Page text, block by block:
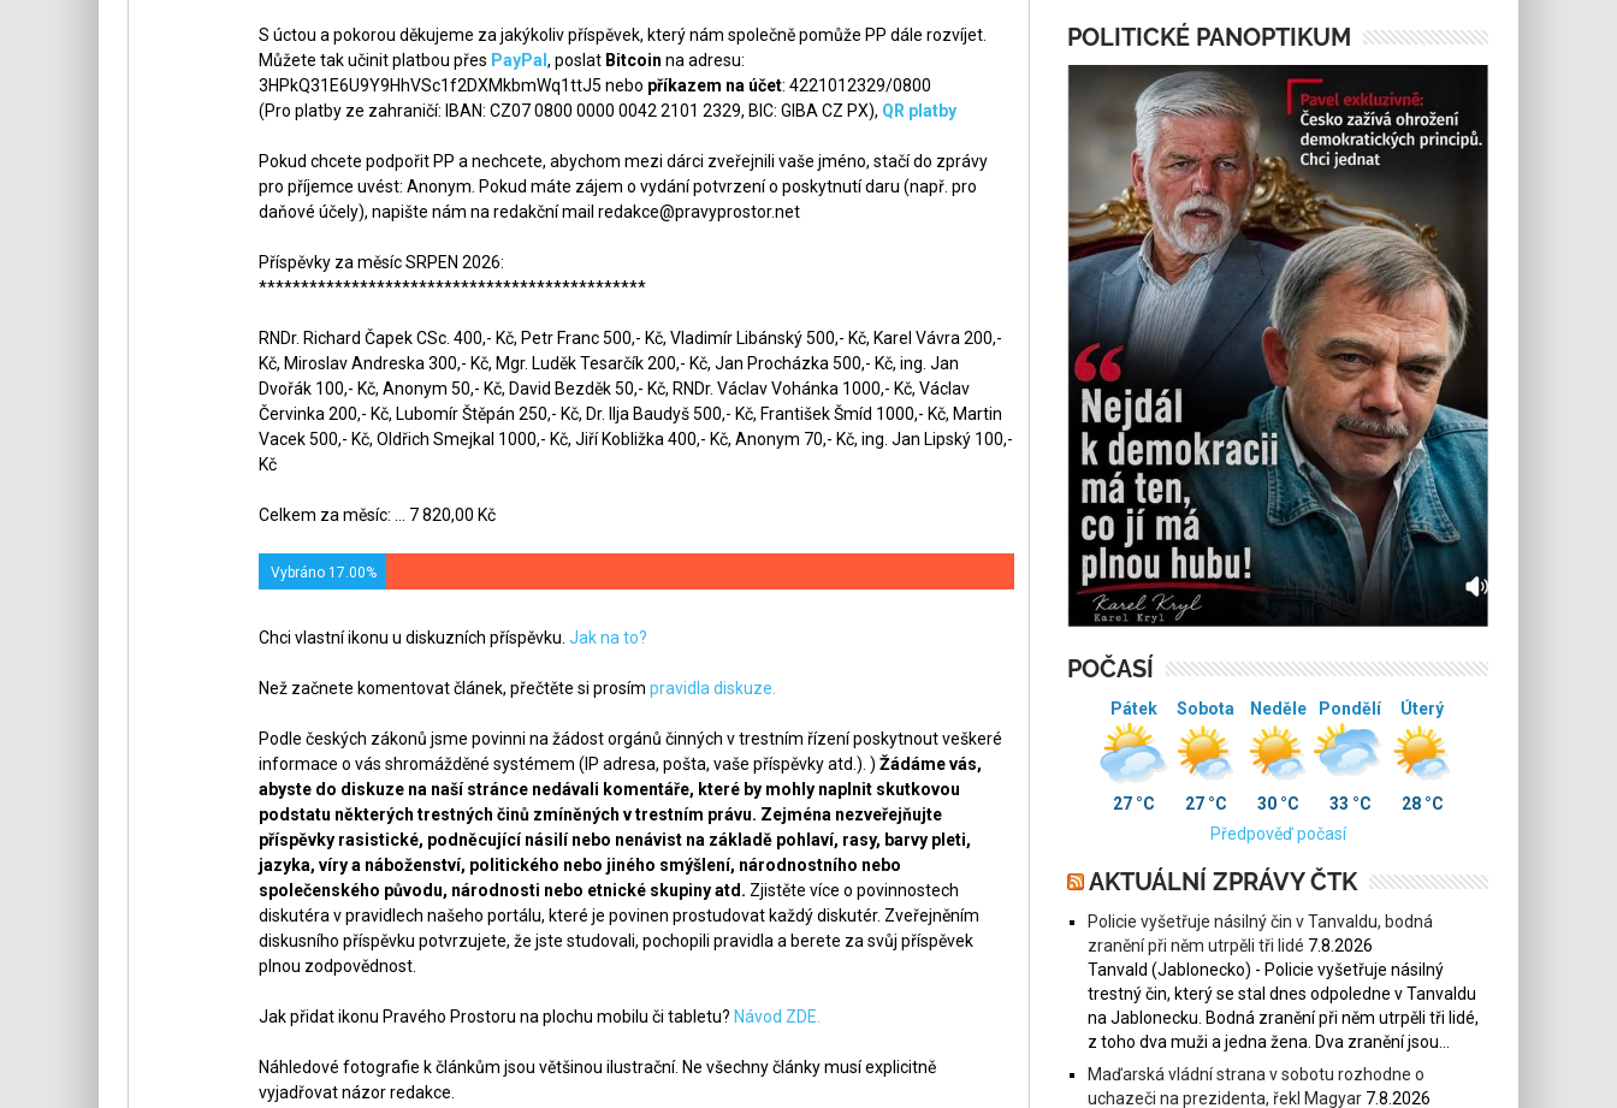
S úctou a pokorou děkujeme za jakýkoliv příspěvek, který nám společně pomůže PP dále rozvíjet.
Můžete tak učinit platbou přes PayPal , poslat Bitcoin na adresu:
3HPkQ31E6U9Y9HhVSc1f2DXMkbmWq1ttJ5 nebo příkazem na účet: 4221012329/0800
(Pro platby ze zahraničí: IBAN: CZ07 0800 0000 0042 2101 2329, BIC: GIBA CZ PX), QR platby
Pokud chcete podpořit PP a nechcete, abychom mezi dárci zveřejnili vaše jméno, stačí do zprávy
pro příjemce uvést: Anonym. Pokud máte zájem o vydání potvrzení o poskytnutí daru (např. pro
daňové účely), napište nám na redakční mail redakce@pravyprostor.net
Příspěvky za měsíc SRPEN 2026:
**********************************************
RNDr. Richard Čapek CSc. 400,- Kč, Petr Franc 500,- Kč, Vladimír Libánský 500,- Kč, Karel Vávra 200,-
Kč, Miroslav Andreska 300,- Kč, Mgr. Luděk Tesarčík 200,- Kč, Jan Procházka 500,- Kč, ing. Jan
Dvořák 100,- Kč, Anonym 50,- Kč, David Bezděk 50,- Kč, RNDr. Václav Vohánka 1000,- Kč, Václav
Červinka 200,- Kč, Lubomír Štěpán 250,- Kč, Dr. Ilja Baudyš 500,- Kč, František Šmíd 1000,- Kč, Martin
Vacek 500,- Kč, Oldřich Smejkal 1000,- Kč, Jiří Kobližka 400,- Kč, Anonym 70,- Kč, ing. Jan Lipský 100,-
Kč
Celkem za měsíc: ... 7 820,00 Kč
Vybráno 17.00%
Chci vlastní ikonu u diskuzních příspěvku. Jak na to?
Než začnete komentovat článek, přečtěte si prosím pravidla diskuze.
Podle českých zákonů jsme povinni na žádost orgánů činných v trestním řízení poskytnout veškeré
informace o vás shromážděné systémem (IP adresa, pošta, vaše příspěvky atd.). ) Žádáme vás,
abyste do diskuze na naší stránce nedávali komentáře, které by mohly naplnit skutkovou
podstatu některých trestných činů zmíněných v trestním právu. Zejména nezveřejňujte
příspěvky rasistické, podněcující násilí nebo nenávist na základě pohlaví, rasy, barvy pleti,
jazyka, víry a náboženství, politického nebo jiného smýšlení, národnostního nebo
společenského původu, národnosti nebo etnické skupiny atd. Zjistěte více o povinnostech
diskutéra v pravidlech našeho portálu, které je povinen prostudovat každý diskutér. Zveřejněním
diskusního příspěvku potvrzujete, že jste studovali, pochopili pravidla a berete za svůj příspěvek
plnou zodpovědnost.
Jak přidat ikonu Pravého Prostoru na plochu mobilu či tabletu? Návod ZDE.
Náhledové fotografie k článkům jsou většinou ilustrační. Ne všechny články musí explicitně
vyjadřovat názor redakce.
POLITICKÉ PANOPTIKUM
POČASÍ
Pátek
27 °C
Sobota
27 °C
Neděle
30 °C
Pondělí
33 °C
Úterý
28 °C
Předpověď počasí
AKTUÁLNÍ ZPRÁVY ČTK
Policie vyšetřuje násilný čin v Tanvaldu, bodná
zranění při něm utrpěli tři lidé 7.8.2026
Tanvald (Jablonecko) - Policie vyšetřuje násilný
trestný čin, který se stal dnes odpoledne v Tanvaldu
na Jablonecku. Bodná zranění při něm utrpěli tři lidé,
z toho dva muži a jedna žena. Dva zranění jsou...
Maďarská vládní strana v sobotu rozhodne o
uchazeči na prezidenta, řekl Magyar 7.8.2026